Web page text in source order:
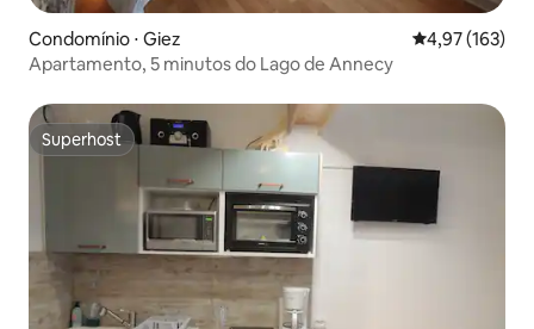
Condomínio ⋅ Giez 4,97 de uma
4,97 (163)
Apartamento, 5 minutos do Lago de Annecy
Superhost
Superhost